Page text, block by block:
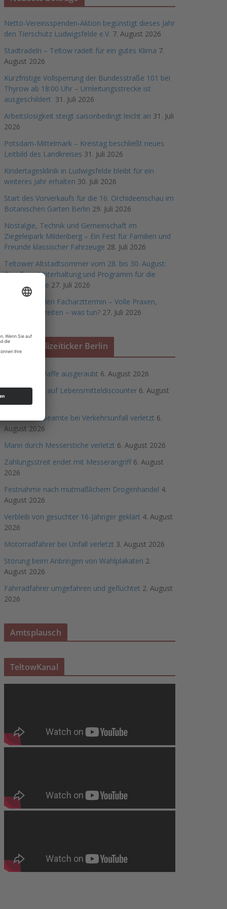
Netto-Vereinsspenden-Aktion begünstigt dieses Jahr
den Tierschutz Ludwigsfelde e.V. 7. August 2026
Stadtradeln – Teltow radelt für ein gutes Klima 7.
August 2026
Kurzfristige Vollsperrung der Bundesstraße 101 bei
Thyrow ab 18:00 Uhr – Umleitungsstrecke ist
ausgeschildert 31. Juli 2026
Arbeitslosigkeit steigt saisonbedingt leicht an 31. Juli
2026
Potsdam-Mittelmark – Kreistag beschließt neues
Leitbild des Landkreises 31. Juli 2026
Kindertagesklinik in Ludwigsfelde bleibt für ein
weiteres Jahr erhalten 30. Juli 2026
Start des Vorverkaufs für die 16. Orchideenschau im
Botanischen Garten Berlin 29. Juli 2026
Nostalgie, Technik und Gemeinschaft im
Ziegeleipark Mildenberg – Ein Fest für Familien und
Freunde klassischer Fahrzeuge 28. Juli 2026
Teltower Altstadtsommer vom 28. bis 30. August:
Drei Tage Unterhaltung und Programm für die
ganze Familie 27. Juli 2026
Warten auf den Facharzttermin – Volle Praxen,
lange Wartezeiten – was tun? 27. Juli 2026
Polizeiticker Berlin
Imbiss mit Waffe ausgeraubt 6. August 2026
Raubüberfall auf Lebensmitteldiscounter 6. August
2026
Zwei Polizeibeamte bei Verkehrsunfall verletzt 6.
August 2026
Mann durch Messerstiche verletzt 6. August 2026
Zahlungsstreit endet mit Messerangriff 6. August
2026
Festnahme nach mutmaßlichem Drogenhandel 4.
August 2026
Verbleib von gesuchter 16-Jähriger geklärt 4. August
2026
Motorradfahrer bei Unfall verletzt 3. August 2026
Störung beim Anbringen von Wahlplakaten 2.
August 2026
Fahrradfahrer umgefahren und geflüchtet 2. August
2026
Amtsplausch
TeltowKanal